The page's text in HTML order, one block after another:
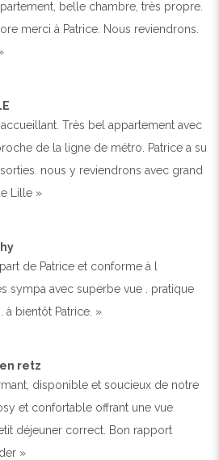
belle chambre, très propre.
merci à Patrice. Nous reviendrons.
Très bel appartement avec
de la ligne de métro. Patrice a su
nous y reviendrons avec grand
Lille »
de Patrice et conforme à l
sympa avec superbe vue . pratique
bientôt Patrice. »
retz
disponible et soucieux de notre
et confortable offrant une vue
déjeuner correct. Bon rapport
»